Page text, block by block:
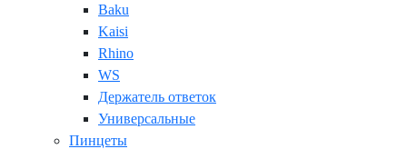
Baku
Kaisi
Rhino
WS
Держатель ответок
Универсальные
Пинцеты